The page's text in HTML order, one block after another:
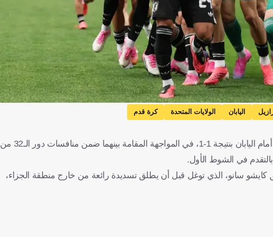
اليابان الولايات المتحدة كرة قدم
أعاد منتخب البرازيل المباراة إلى نقطة البداية بعدما أدرك التعادل أمام اليابان بنتيجة 1-1، في المواجهة المقامة بينهما ضمن منافسات دور الـ32 من
قد افتتح التسجيل في الدقيقة 29 عن طريق كايشو سانو، الذي توغل قبل أن يطلق تسديدة رائعة من خارج منطقة الجزاء،